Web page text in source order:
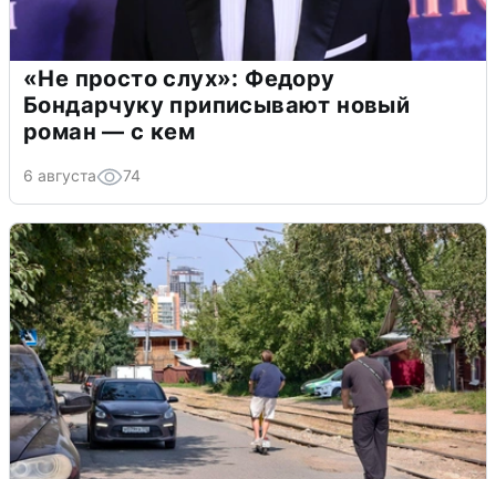
«Не просто слух»: Федору
Бондарчуку приписывают новый
роман — с кем
6 августа 74